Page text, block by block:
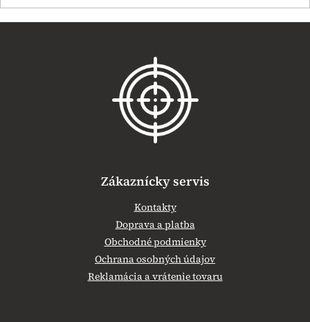
Zákaznícky servis
Kontakty
Doprava a platba
Obchodné podmienky
Ochrana osobných údajov
Reklamácia a vrátenie tovaru